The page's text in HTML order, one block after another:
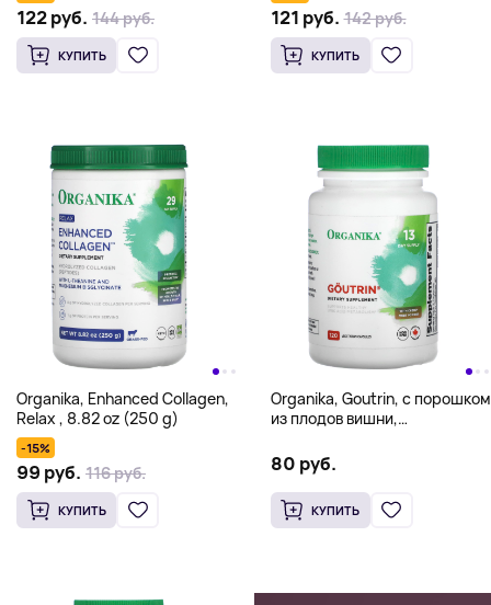
122 руб. 144 руб.
КУПИТЬ
121 руб. 142 руб.
КУПИТЬ
Organika, Enhanced Collagen,
Relax , 8.82 oz (250 g)
-15%
99 руб. 116 руб.
КУПИТЬ
Organika, Goutrin, с порошком
из плодов вишни,
80 руб.
КУПИТЬ